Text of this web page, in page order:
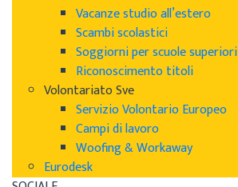
Vacanze studio all’estero
Scambi scolastici
Soggiorni per scuole superiori
Riconoscimento titoli
Volontariato Sve
Servizio Volontario Europeo
Campi di lavoro
Woofing & Workaway
Eurodesk